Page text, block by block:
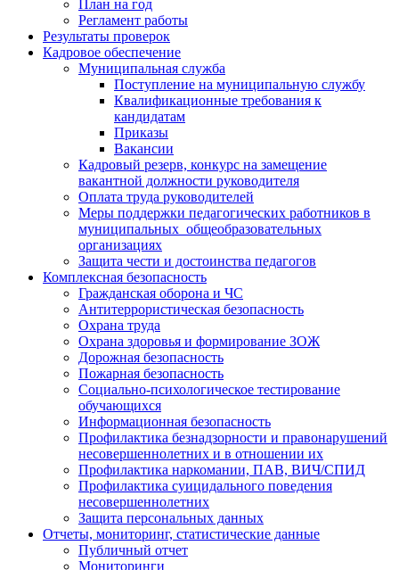
План на год
Регламент работы
Результаты проверок
Кадровое обеспечение
Муниципальная служба
Поступление на муниципальную службу
Квалификационные требования к
кандидатам
Приказы
Вакансии
Кадровый резерв, конкурс на замещение
вакантной должности руководителя
Оплата труда руководителей
Меры поддержки педагогических работников в
муниципальных общеобразовательных
организациях
Защита чести и достоинства педагогов
Комплексная безопасность
Гражданская оборона и ЧС
Антитеррористическая безопасность
Охрана труда
Охрана здоровья и формирование ЗОЖ
Дорожная безопасность
Пожарная безопасность
Социально-психологическое тестирование
обучающихся
Информационная безопасность
Профилактика безнадзорности и правонарушений
несовершеннолетних и в отношении их
Профилактика наркомании, ПАВ, ВИЧ/СПИД
Профилактика суицидального поведения
несовершеннолетних
Защита персональных данных
Отчеты, мониторинг, статистические данные
Публичный отчет
Мониторинги